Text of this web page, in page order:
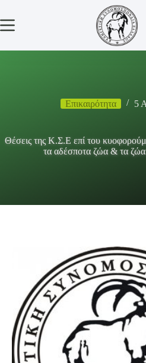
περιεχόμενο
Επικαιρότητα 5
Θέσεις της Κ.Σ.Ε επί του
τα αδέσποτα ζώα & τα ζώα